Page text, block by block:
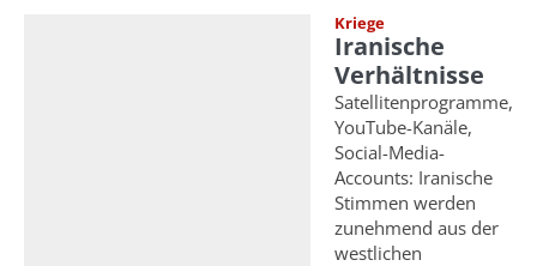
Kriege
Iranische
Verhältnisse
Satellitenprogramme,
YouTube-Kanäle,
Social-Media-
Accounts: Iranische
Stimmen werden
zunehmend aus der
westlichen